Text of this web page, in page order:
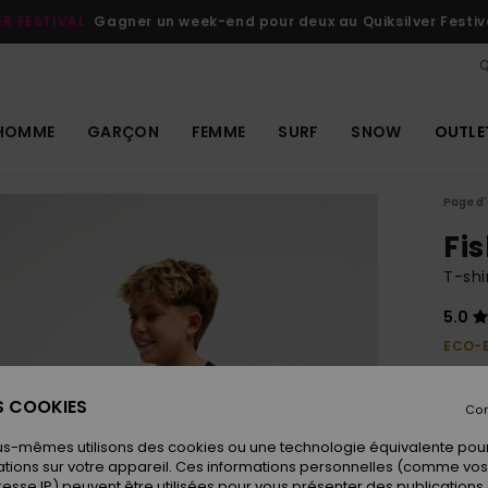
FESTIVAL Gagner un week-end pour deux au Quiksilver
GARÇON FEMME SURF SNOW
Page
T-
5.0
ECO-
COOKIES
mêmes utilisons des cookies ou une technologie équivalente
sur votre appareil. Ces informations personnelles (comme